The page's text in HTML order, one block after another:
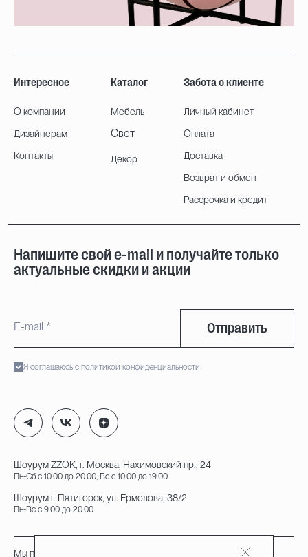
Интересное
О компании
Дизайнерам
Контакты
Каталог
Мебель
Свет
Декор
Забота о клиенте
Личный кабинет
Оплата
Доставка
Возврат и обмен
Рассрочка и кредит
Напишите свой e-mail и получайте только
актуальные скидки и акции
Отправить
Я соглашаюсь с политикой конфиденциальности
Шоурум ZZOK, г. Москва, Нахимовский пр., 24
Пн-Сб с 10:00 до 20:00, Вс с 10:00 до 19:00
Шоурум г. Пятигорск, ул. Ермолова, 38/2
Пн-Вс с 9:00 до 20:00
Мы принимаем к оплате: